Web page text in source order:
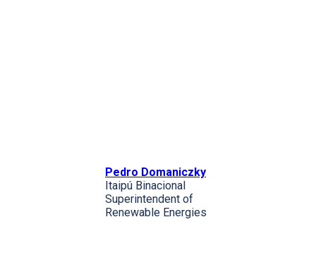
Pedro Domaniczky
Itaipú Binacional
Superintendent of
Renewable Energies